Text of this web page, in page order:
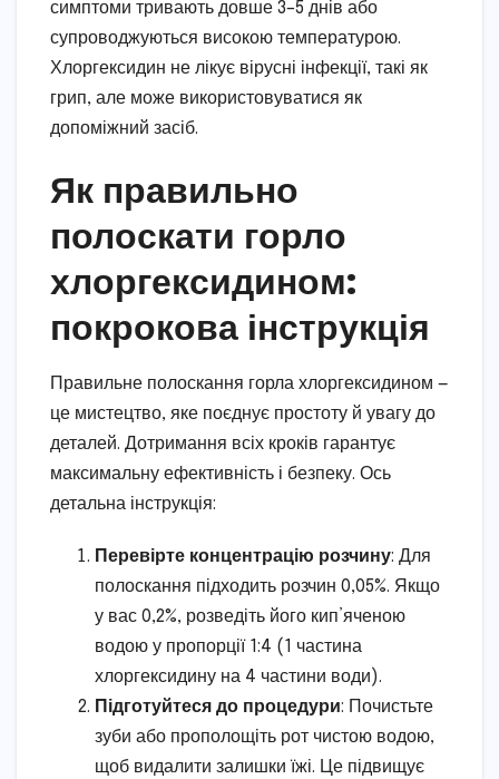
симптоми тривають довше 3–5 днів або
супроводжуються високою температурою.
Хлоргексидин не лікує вірусні інфекції, такі як
грип, але може використовуватися як
допоміжний засіб.
Як правильно
полоскати горло
хлоргексидином:
покрокова інструкція
Правильне полоскання горла хлоргексидином —
це мистецтво, яке поєднує простоту й увагу до
деталей. Дотримання всіх кроків гарантує
максимальну ефективність і безпеку. Ось
детальна інструкція:
Перевірте концентрацію розчину: Для
полоскання підходить розчин 0,05%. Якщо
у вас 0,2%, розведіть його кип’яченою
водою у пропорції 1:4 (1 частина
хлоргексидину на 4 частини води).
Підготуйтеся до процедури: Почистьте
зуби або прополощіть рот чистою водою,
щоб видалити залишки їжі. Це підвищує